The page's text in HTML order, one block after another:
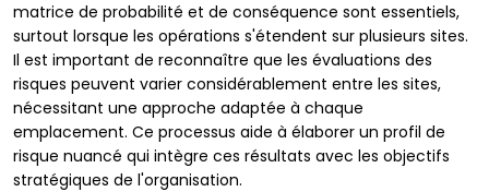
matrice de probabilité et de conséquence sont essentiels,
surtout lorsque les opérations s'étendent sur plusieurs sites.
Il est important de reconnaître que les évaluations des
risques peuvent varier considérablement entre les sites,
nécessitant une approche adaptée à chaque
emplacement. Ce processus aide à élaborer un profil de
risque nuancé qui intègre ces résultats avec les objectifs
stratégiques de l'organisation.